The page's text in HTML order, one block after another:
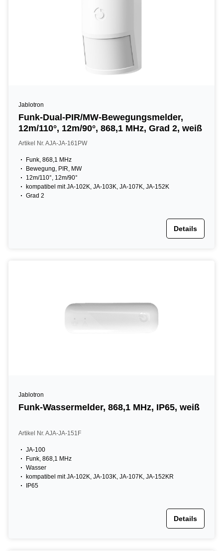
Jablotron
Funk-Dual-PIR/MW-Bewegungsmelder,
12m/110°, 12m/90°, 868,1 MHz, Grad 2, weiß
Artikel Nr. AJA-JA-161PW
Funk, 868,1 MHz
Bewegung, PIR, MW
12m/110°, 12m/90°
kompatibel mit JA-102K, JA-103K, JA-107K, JA-152K
Grad 2
Details
Jablotron
Funk-Wassermelder, 868,1 MHz, IP65, weiß
Artikel Nr. AJA-JA-151F
JA-100
Funk, 868,1 MHz
Wasser
kompatibel mit JA-102K, JA-103K, JA-107K, JA-152KR
IP65
Details